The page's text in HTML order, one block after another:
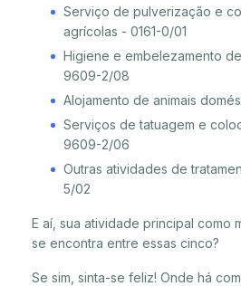
Serviço de pulverização e
agrícolas - 0161-0/01
Higiene e embelezamento
9609-2/08
Alojamento de animais
Serviços de tatuagem e
9609-2/06
Outras atividades de
5/02
E aí, sua atividade principal como
se encontra entre essas cinco?
Se sim, sinta-se feliz! Onde há